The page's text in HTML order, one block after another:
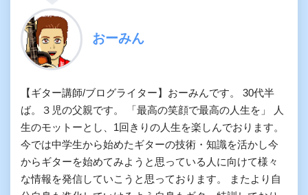
おーみん
【ギター講師/ブログライター】おーみんです。 30代半
ば。３児の父親です。 「最高の笑顔で最高の人生を」 人
生のモットーとし、1回きりの人生を楽しんでおります。
今では中学生から始めたギターの技術・知識を活かし今
からギターを始めてみようと思っている人に向けて様々
な情報を発信していこうと思っております。 またより自